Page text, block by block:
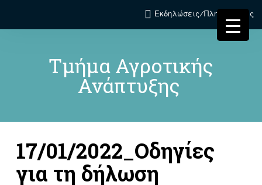
Εκδηλώσεις/Πληροφορίες
Τμήμα Αγροτικής
Ανάπτυξης
17/01/2022_Οδηγίες
για τη δήλωση